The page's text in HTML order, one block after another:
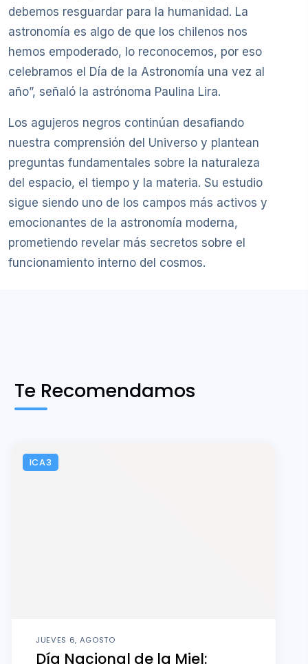
debemos resguardar para la humanidad. La
astronomía es algo de que los chilenos nos
hemos empoderado, lo reconocemos, por eso
celebramos el Día de la Astronomía una vez al
año”, señaló la astrónoma Paulina Lira.
Los agujeros negros continúan desafiando
nuestra comprensión del Universo y plantean
preguntas fundamentales sobre la naturaleza
del espacio, el tiempo y la materia. Su estudio
sigue siendo uno de los campos más activos y
emocionantes de la astronomía moderna,
prometiendo revelar más secretos sobre el
funcionamiento interno del cosmos.
Te Recomendamos
ICA3
JUEVES 6, AGOSTO
Día Nacional de la Miel: